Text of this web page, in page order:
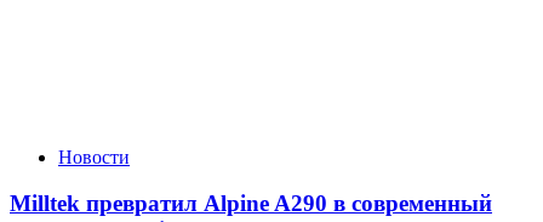
Новости
Milltek превратил Alpine A290 в современный